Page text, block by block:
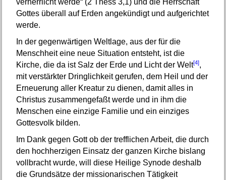
verherrlicht werde“ (2 Thess 3,1) und die Herrschaft
Gottes überall auf Erden angekündigt und aufgerichtet
werde.
In der gegenwärtigen Weltlage, aus der für die
Menschheit eine neue Situation entsteht, ist die
Kirche, die da ist Salz der Erde und Licht der Welt[4],
mit verstärkter Dringlichkeit gerufen, dem Heil und der
Erneuerung aller Kreatur zu dienen, damit alles in
Christus zusammengefaßt werde und in ihm die
Menschen eine einzige Familie und ein einziges
Gottesvolk bilden.
Im Dank gegen Gott ob der trefflichen Arbeit, die durch
den hochherzigen Einsatz der ganzen Kirche bislang
vollbracht wurde, will diese Heilige Synode deshalb
die Grundsätze der missionarischen Tätigkeit